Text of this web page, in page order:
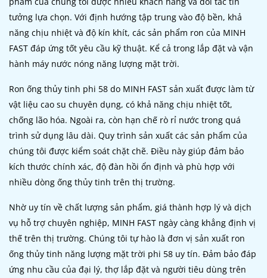
tưởng lựa chọn. Với định hướng tập trung vào độ bền, khả
năng chịu nhiệt và độ kín khít, các sản phẩm ron của MINH
FAST đáp ứng tốt yêu cầu kỹ thuật. Kể cả trong lắp đặt và vận
hành máy nước nóng năng lượng mặt trời.
Ron ống thủy tinh phi 58 do MINH FAST sản xuất được làm từ
vật liệu cao su chuyên dụng, có khả năng chịu nhiệt tốt,
chống lão hóa. Ngoài ra, còn hạn chế rò rỉ nước trong quá
trình sử dụng lâu dài. Quy trình sản xuất các sản phẩm của
chúng tôi được kiểm soát chặt chẽ. Điều này giúp đảm bảo
kích thước chính xác, độ đàn hồi ổn định và phù hợp với
nhiều dòng ống thủy tinh trên thị trường.
Nhờ uy tín về chất lượng sản phẩm, giá thành hợp lý và dịch
vụ hỗ trợ chuyên nghiệp, MINH FAST ngày càng khẳng định vị
thế trên thị trường. Chúng tôi tự hào là đơn vị sản xuất ron
ống thủy tinh năng lượng mặt trời phi 58 uy tín. Đảm bảo đáp
ứng nhu cầu của đại lý, thợ lắp đặt và người tiêu dùng trên